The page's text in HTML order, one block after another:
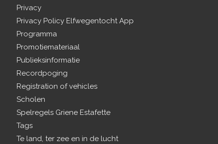
Privacy
Privacy Policy Elfwegentocht App
Programma
Promotiemateriaal
Publieksinformatie
Recordpoging
Registration of vehicles
Scholen
Spelregels Griene Estafette
Tags
Te land, ter zee en in de lucht